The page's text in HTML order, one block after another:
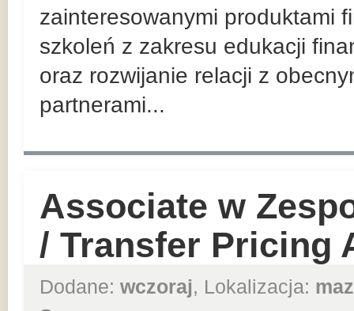
zainteresowanymi produktami
szkoleń z zakresu edukacji
oraz rozwijanie relacji z
partnerami...
Associate w
/ Transfer Pricing
Dodane: wczoraj, Lokalizacja: